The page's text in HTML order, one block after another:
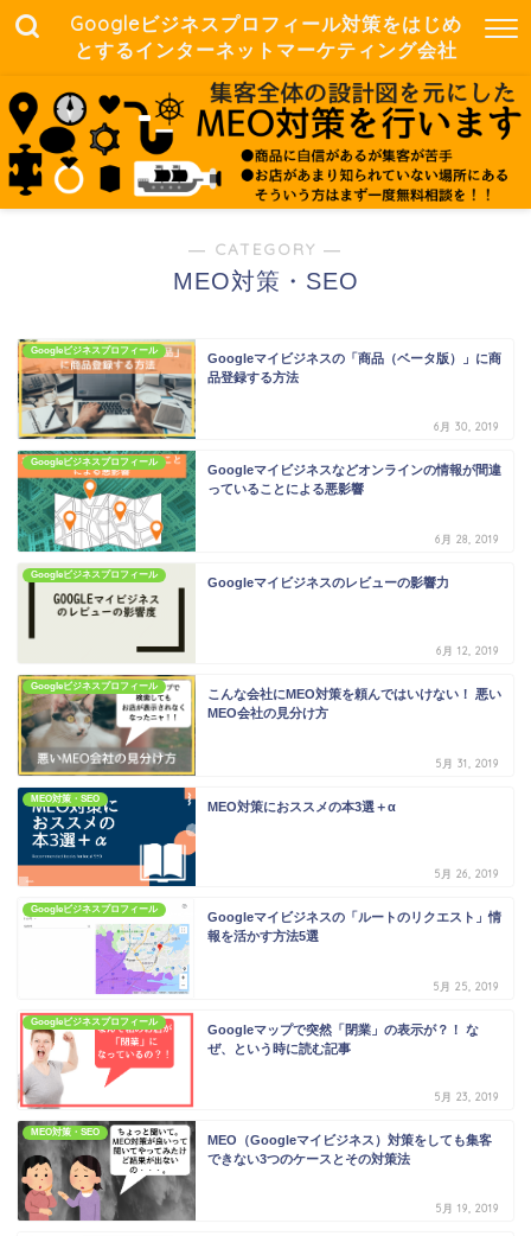
Googleビジネスプロフィール対策をはじめ
とするインターネットマーケティング会社
― CATEGORY ―
MEO対策・SEO
Googleビジネスプロフィール
Googleマイビジネスの「商品（ベータ版）」に商
品登録する方法
6月 30, 2019
Googleビジネスプロフィール
Googleマイビジネスなどオンラインの情報が間違
っていることによる悪影響
6月 28, 2019
Googleビジネスプロフィール
Googleマイビジネスのレビューの影響力
6月 12, 2019
Googleビジネスプロフィール
こんな会社にMEO対策を頼んではいけない！ 悪い
MEO会社の見分け方
5月 31, 2019
MEO対策・SEO
MEO対策におススメの本3選＋α
5月 26, 2019
Googleビジネスプロフィール
Googleマイビジネスの「ルートのリクエスト」情
報を活かす方法5選
5月 25, 2019
Googleビジネスプロフィール
Googleマップで突然「閉業」の表示が？！ な
ぜ、という時に読む記事
5月 23, 2019
MEO対策・SEO
MEO（Googleマイビジネス）対策をしても集客
できない3つのケースとその対策法
5月 19, 2019